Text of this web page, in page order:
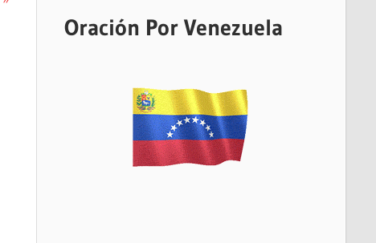
Oración Por Venezuela